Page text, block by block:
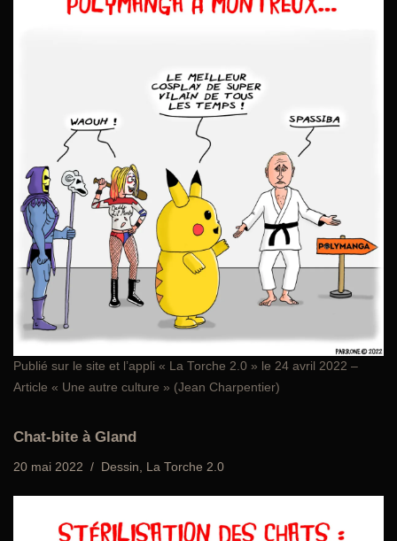
Publié sur le site et l’appli « La Torche 2.0 » le 24 avril 2022 –
Article « Une autre culture » (Jean Charpentier)
Chat-bite à Gland
20 mai 2022 Dessin, La Torche 2.0